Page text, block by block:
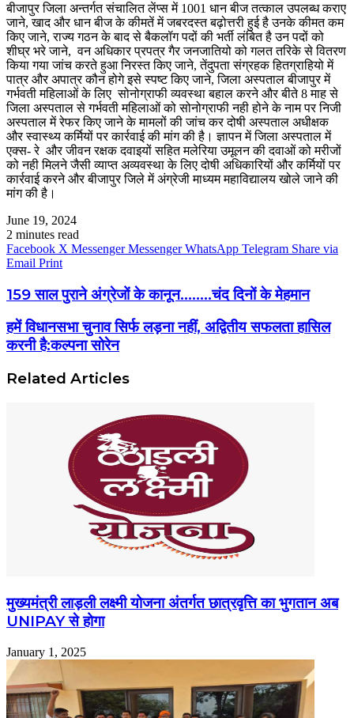
बीजापुर जिला अन्तर्गत संचालित लेंप्स में 1001 धान बीज तत्काल उपलब्ध कराए
जाने, खाद और धान बीज के कीमतें में जबरदस्त बढ़ोत्तरी हुई है उनके कीमत कम
किए जाने, राज्य गठन के बाद से बैकलॉग पदों की भर्ती लंबित है उन पदों को
शीघ्र भरे जाने, वन अधिकार प्रपत्र गैर जनजातियो को गलत तरिके से वितरण
किया गया जांच करते हुआ निरस्त किए जाने, तेंदुपता संग्रहक हितग्राहियो में
पात्र और अपात्र कौन होगे इसे स्पष्ट किए जाने, जिला अस्पताल बीजापुर में
गर्भवती महिलाओं के लिए सोनोग्राफी व्यवस्था बहाल करने और बीते 8 माह से
जिला अस्पताल से गर्भवती महिलाओं को सोनोग्राफी नही होने के नाम पर निजी
अस्पताल में रेफर किए जाने के मामलों की जांच कर दोषी अस्पताल अधीक्षक
और स्वास्थ्य कर्मियों पर कार्रवाई की मांग की है। ज्ञापन में जिला अस्पताल में
एक्स- रे और जीवन रक्षक दवाइयों सहित मलेरिया उमूलन की दवाओं को मरीजों
को नही मिलने जैसी व्याप्त अव्यवस्था के लिए दोषी अधिकारियों और कर्मियों पर
कार्रवाई करने और बीजापुर जिले में अंग्रेजी माध्यम महाविद्यालय खोले जाने की
मांग की है।
June 19, 2024
2 minutes read
Facebook X Messenger Messenger WhatsApp Telegram Share via
Email Print
159 साल पुराने अंग्रेजों के कानून........चंद दिनों के मेहमान
हमें विधानसभा चुनाव सिर्फ लड़ना नहीं, अद्वितीय सफलता हासिल
करनी है:कल्पना सोरेन
Related Articles
मुख्यमंत्री लाड़ली लक्ष्मी योजना अंतर्गत छात्रवृत्ति का भुगतान अब
UNIPAY से होगा
January 1, 2025